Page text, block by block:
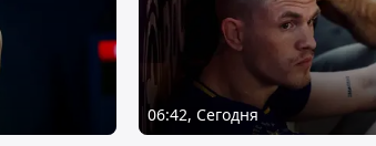
06:42, Сегодня